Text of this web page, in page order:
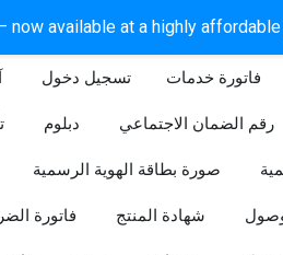
available at a highly
تسجيل دخول​ فاتورة خدمات
دبلوم رقم الضمان الاجتماعي
صورة بطاقة الهوية الرسمية
فاتورة شهادة المنتج